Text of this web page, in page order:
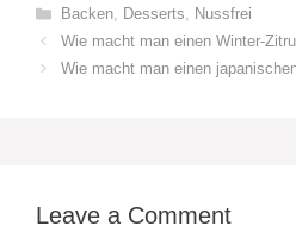
Categories
Backen, Desserts, Nussfrei
Wie macht man einen Winter-
Wie macht man einen
Leave a Comment